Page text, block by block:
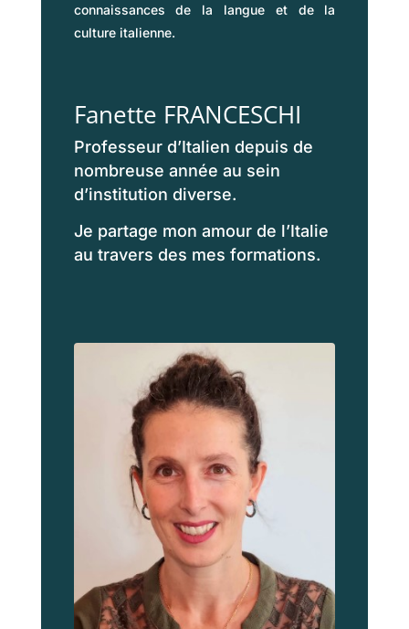
connaissances de la langue et de la
culture italienne.
Fanette FRANCESCHI
Professeur d’Italien depuis de
nombreuse année au sein
d’institution diverse.
Je partage mon amour de l’Italie
au travers des mes formations.